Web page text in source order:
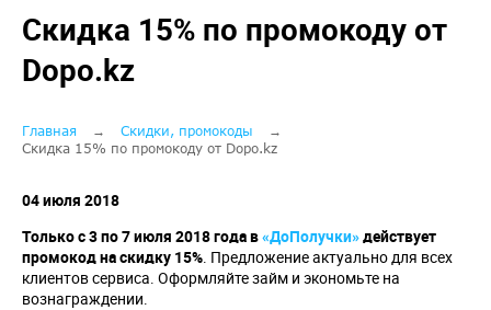
Скидка 15% по промокоду от
Dopo.kz
Строка
Главная
Скидки, промокоды
Скидка 15% по промокоду от Dopo.kz
04 июля 2018
Только с 3 по 7 июля 2018 года в«ДоПолучки»действует
промокод на скидку 15%. Предложение актуально для всех
клиентов сервиса. Оформляйте займ и экономьте на
вознаграждении.